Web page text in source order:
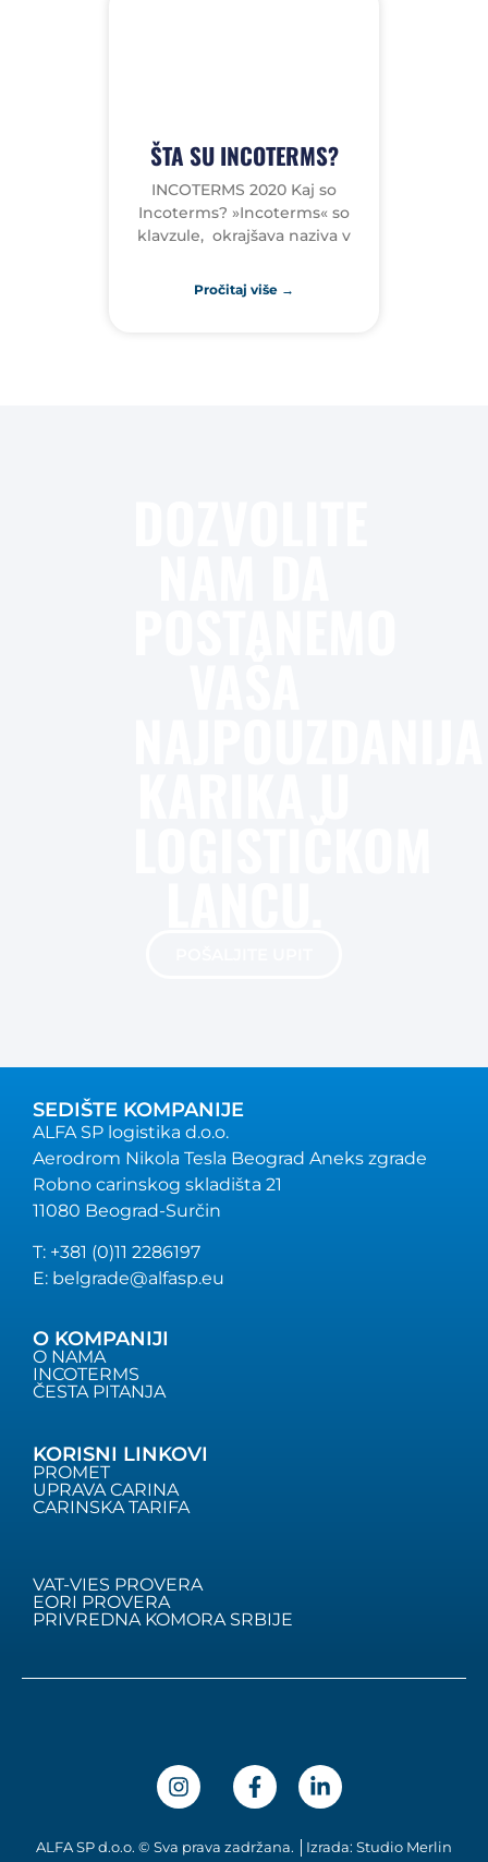
ŠTA SU INCOTERMS?
INCOTERMS 2020 Kaj so
Incoterms? »Incoterms« so
klavzule, okrajšava naziva v
Pročitaj više →
SEDIŠTE KOMPANIJE
ALFA SP logistika d.o.o.
Aerodrom Nikola Tesla Beograd Aneks zgrade
Robno carinskog skladišta 21
11080 Beograd-Surčin
T: +381 (0)11 2286197
E: belgrade@alfasp.eu
O KOMPANIJI
O NAMA
INCOTERMS
ČESTA PITANJA
KORISNI LINKOVI
PROMET
UPRAVA CARINA
CARINSKA TARIFA
VAT-VIES PROVERA
EORI PROVERA
PRIVREDNA KOMORA SRBIJE
ALFA SP d.o.o. © Sva prava zadržana. │Izrada: Studio Merlin